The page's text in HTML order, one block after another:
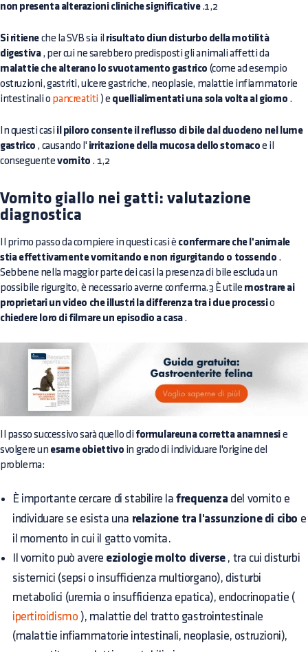
non presenta alterazioni cliniche significative.1,2
Si ritiene che la SVB sia il risultato diun disturbo della motilità
digestiva, per cui ne sarebbero predisposti gli animali affetti da
malattie che alterano lo svuotamento gastrico (come ad esempio
ostruzioni, gastriti, ulcere gastriche, neoplasie, malattie infiammatorie
intestinali o pancreatiti ) e quellialimentati una sola volta al giorno .
In questi casi il piloro consente il reflusso di bile dal duodeno nel lume
gastrico , causando l' irritazione della mucosa dello stomaco e il
conseguentevomito . 1,2
Vomito giallo nei gatti: valutazione
diagnostica
Il primo passo da compiere in questi casi è confermare che l'animale
stia effettivamente vomitando e non rigurgitando o tossendo .
Sebbene nella maggior parte dei casi la presenza di bile escluda un
possibile rigurgito, è necessario averne conferma.3 È utile mostrare ai
proprietari un video che illustri la differenza tra i due processio
chiedere loro di filmare un episodio a casa.
Il passo successivo sarà quello di formulareuna corretta anamnesi e
svolgere un esame obiettivo in grado di individuare l'origine del
problema:
È importante cercare di stabilire lafrequenza del vomito e
individuare se esista una relazione tra l'assunzione di cibo e
il momento in cui il gatto vomita.
Il vomito può avere eziologie molto diverse, tra cui disturbi
sistemici (sepsi o insufficienza multiorgano), disturbi
metabolici (uremia o insufficienza epatica), endocrinopatie (
ipertiroidismo ), malattie del tratto gastrointestinale
(malattie infiammatorie intestinali, neoplasie, ostruzioni),